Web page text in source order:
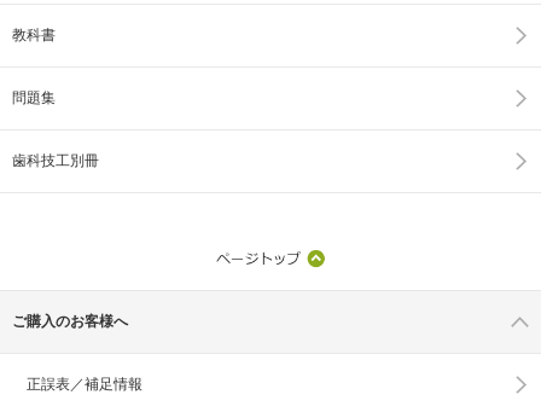
教科書
問題集
歯科技工別冊
ご購入のお客様へ
正誤表／補足情報